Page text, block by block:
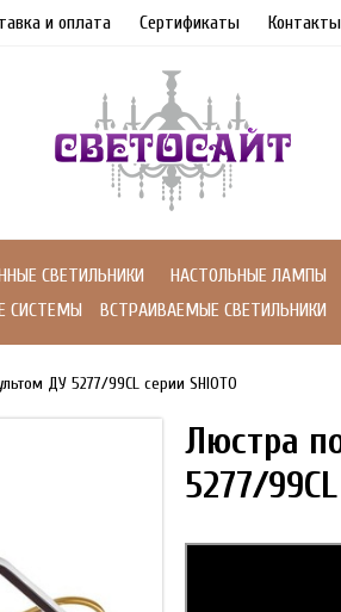
и оплата Сертификаты Контакты
СВЕТИЛЬНИКИ НАСТОЛЬНЫЕ ЛАМПЫ
СИСТЕМЫ ВСТРАИВАЕМЫЕ СВЕТИЛЬНИКИ
ДУ 5277/99CL серии SHIOTO
Люстра
5277/